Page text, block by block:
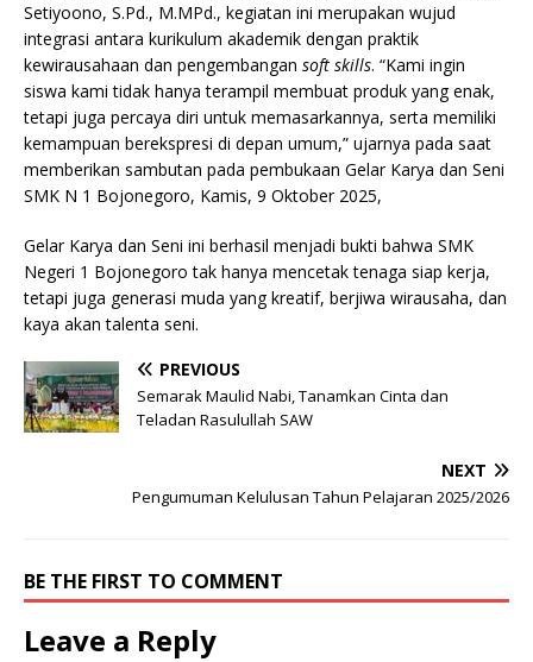
Setiyoono, S.Pd., M.MPd., kegiatan ini merupakan wujud
integrasi antara kurikulum akademik dengan praktik
kewirausahaan dan pengembangan soft skills. “Kami ingin
siswa kami tidak hanya terampil membuat produk yang enak,
tetapi juga percaya diri untuk memasarkannya, serta memiliki
kemampuan berekspresi di depan umum,” ujarnya pada saat
memberikan sambutan pada pembukaan Gelar Karya dan Seni
SMK N 1 Bojonegoro, Kamis, 9 Oktober 2025,
Gelar Karya dan Seni ini berhasil menjadi bukti bahwa SMK
Negeri 1 Bojonegoro tak hanya mencetak tenaga siap kerja,
tetapi juga generasi muda yang kreatif, berjiwa wirausaha, dan
kaya akan talenta seni.
PREVIOUS
Semarak Maulid Nabi, Tanamkan Cinta dan
Teladan Rasulullah SAW
NEXT
Pengumuman Kelulusan Tahun Pelajaran 2025/2026
BE THE FIRST TO COMMENT
Leave a Reply